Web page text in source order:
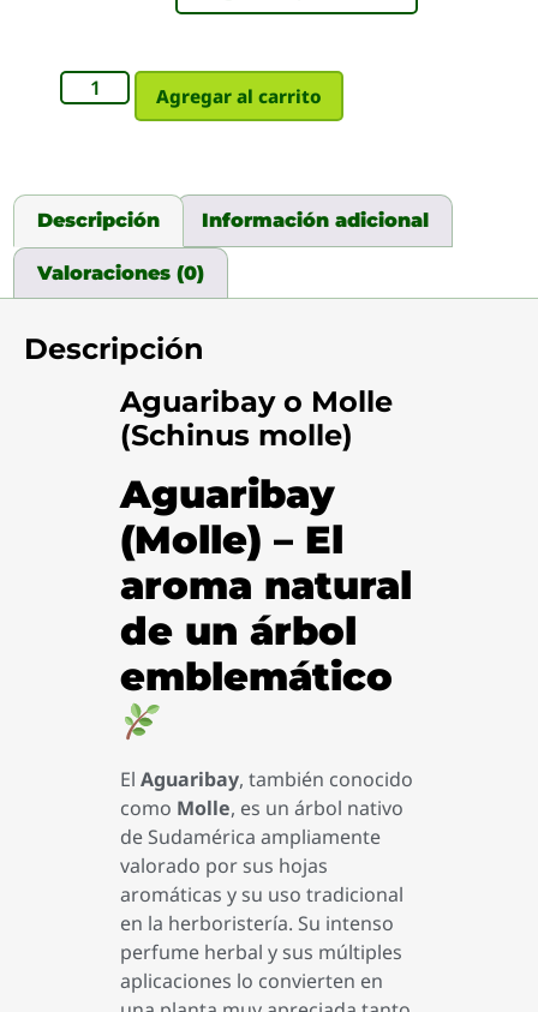
Agregar al carrito
Descripción Información adicional
Valoraciones (0)
Descripción
Aguaribay o Molle
(Schinus molle)
Aguaribay
(Molle) – El
aroma natural
de un árbol
emblemático
El Aguaribay, también conocido
como Molle, es un árbol nativo
de Sudamérica ampliamente
valorado por sus hojas
aromáticas y su uso tradicional
en la herboristería. Su intenso
perfume herbal y sus múltiples
aplicaciones lo convierten en